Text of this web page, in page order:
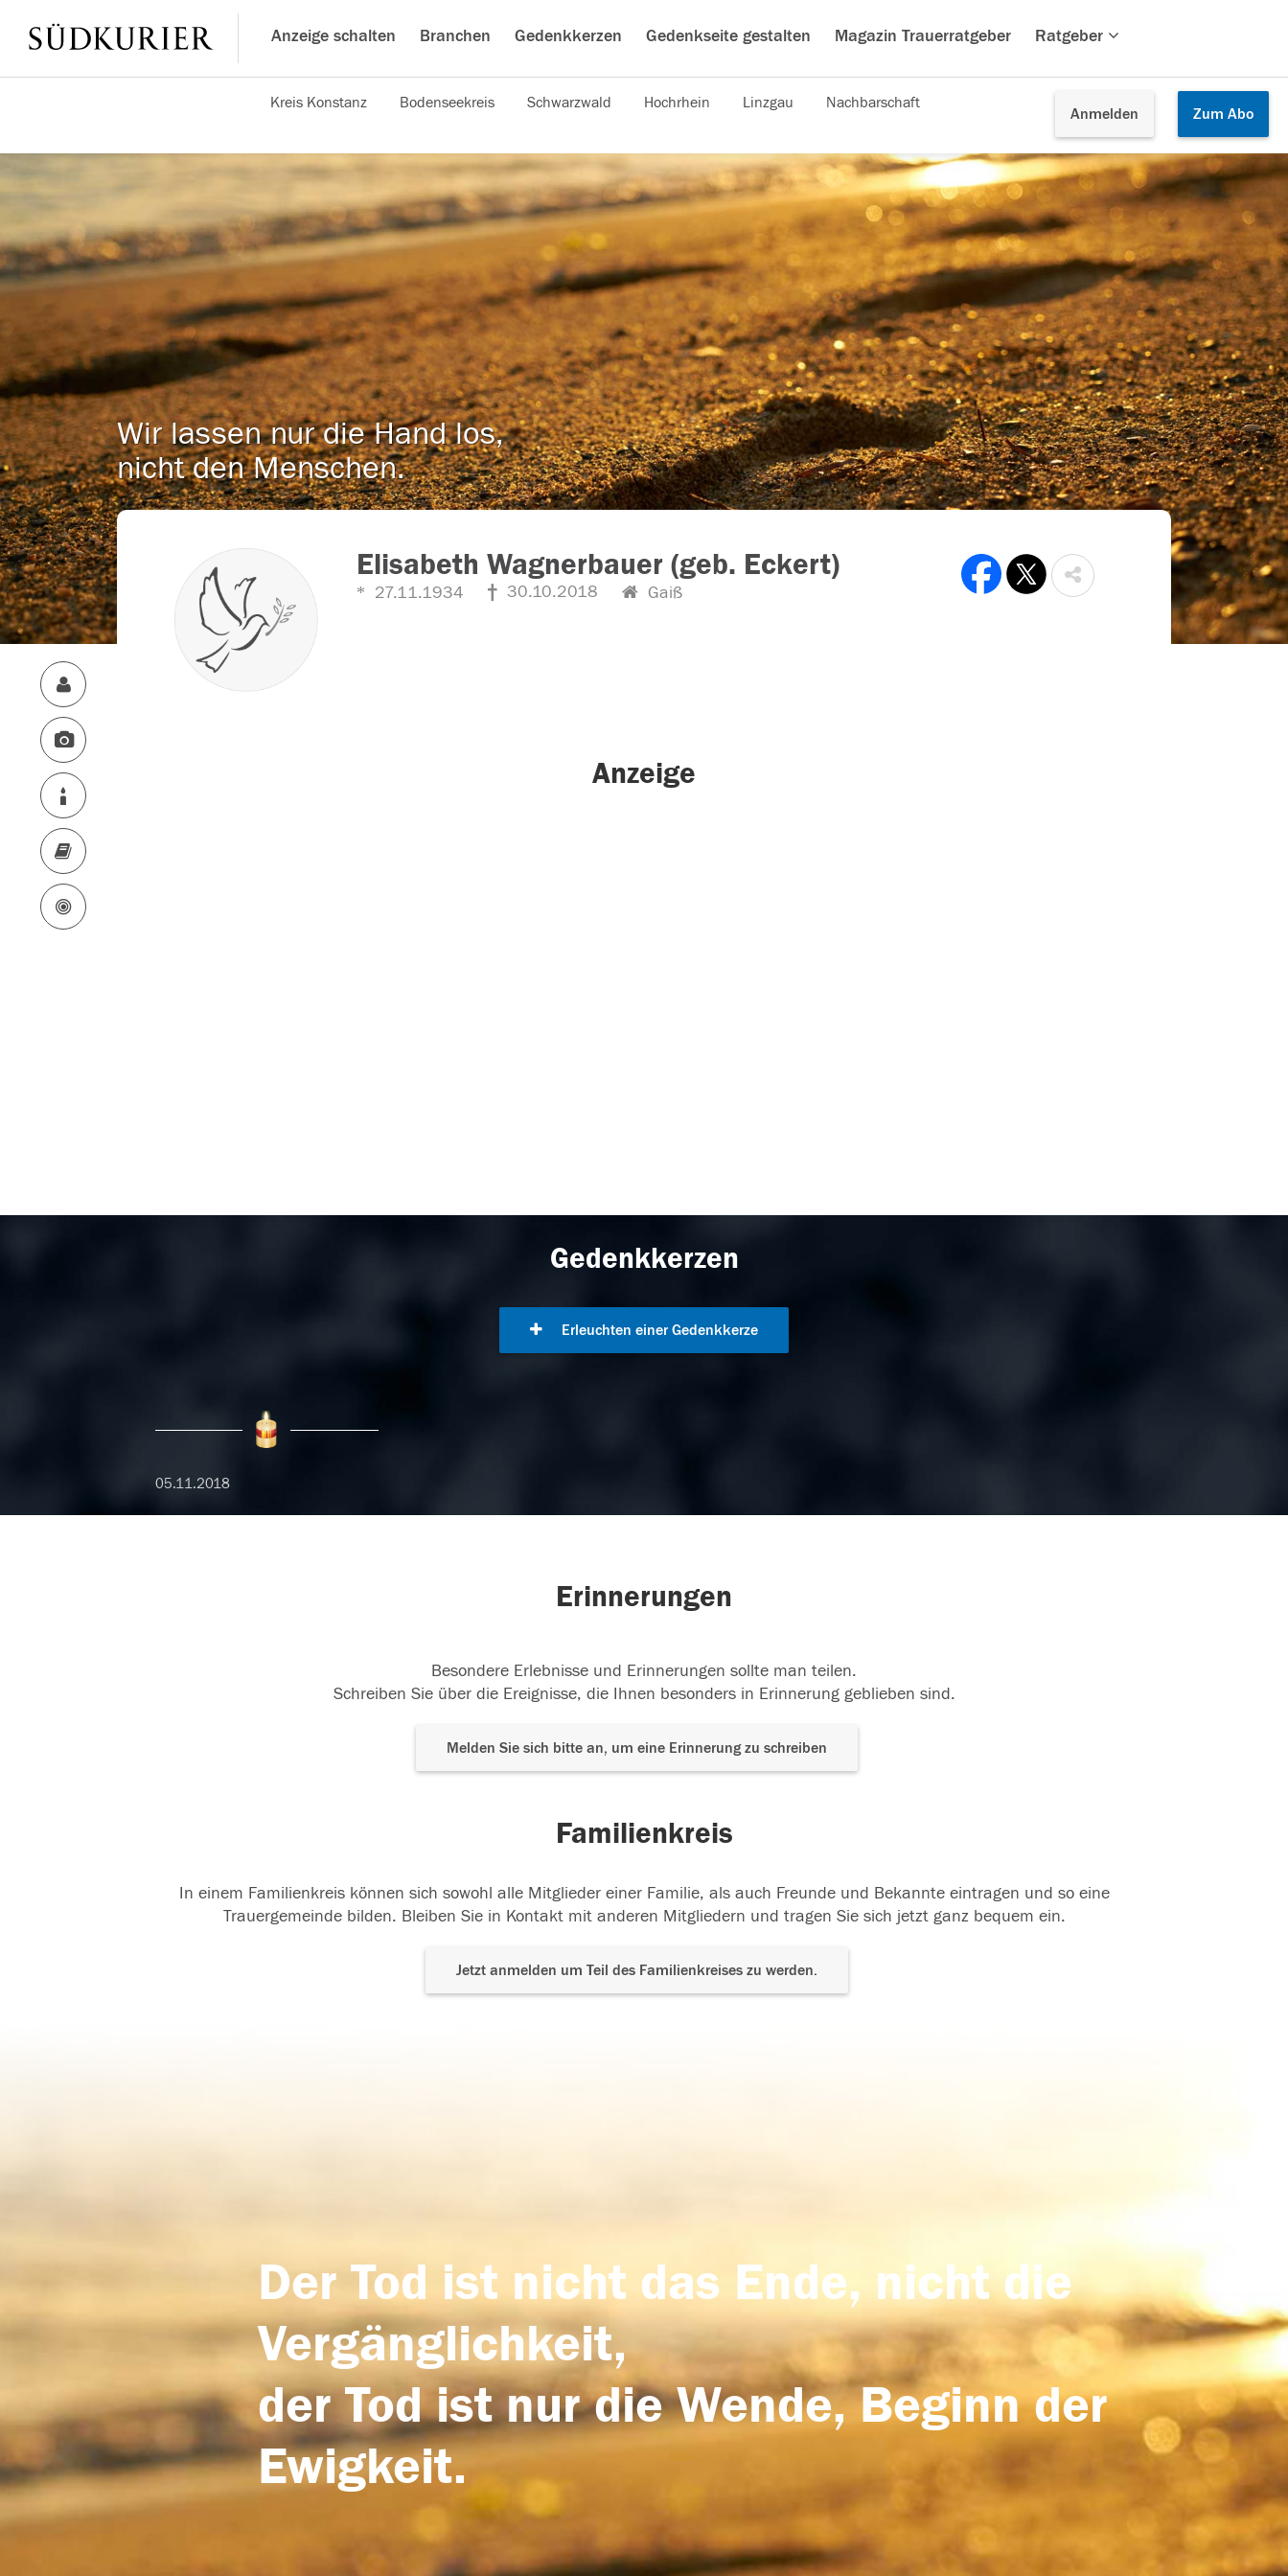
Anzeige schalten Branchen Gedenkkerzen Gedenkseite gestalten Magazin Trauerratgeber Ratgeber
Anmelden Zum Abo
Kreis Konstanz Bodenseekreis Schwarzwald Hochrhein Linzgau Nachbarschaft
Wir lassen nur die Hand los,
nicht den Menschen.
Elisabeth Wagnerbauer (geb. Eckert)
27.11.1934 30.10.2018 Gaiß
Anzeige
Gedenkkerzen
Erleuchten einer Gedenkkerze
05.11.2018
Erinnerungen
Besondere Erlebnisse und Erinnerungen sollte man teilen.
Schreiben Sie über die Ereignisse, die Ihnen besonders in Erinnerung geblieben sind.
Melden Sie sich bitte an, um eine Erinnerung zu schreiben
Familienkreis
In einem Familienkreis können sich sowohl alle Mitglieder einer Familie, als auch Freunde und Bekannte eintragen und so eine
Trauergemeinde bilden. Bleiben Sie in Kontakt mit anderen Mitgliedern und tragen Sie sich jetzt ganz bequem ein.
Jetzt anmelden um Teil des Familienkreises zu werden.
Der Tod ist nicht das Ende, nicht die
Vergänglichkeit,
der Tod ist nur die Wende, Beginn der
Ewigkeit.